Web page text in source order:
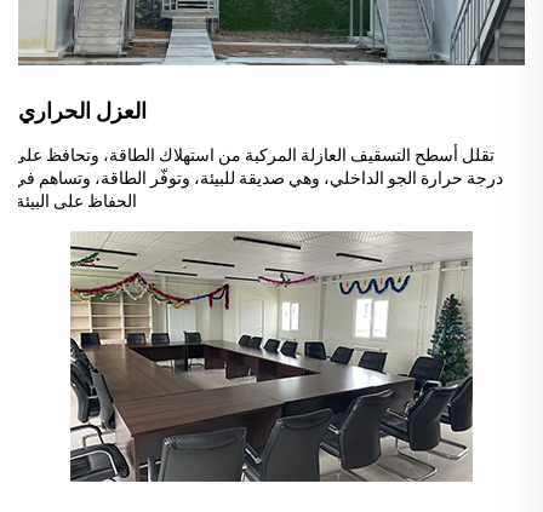
العزل الحراري:
تقلل أسطح التسقيف العازلة المركبة من استهلاك الطاقة، وتحافظ على
درجة حرارة الجو الداخلي، وهي صديقة للبيئة، وتوفّر الطاقة، وتساهم في
الحفاظ على البيئة.